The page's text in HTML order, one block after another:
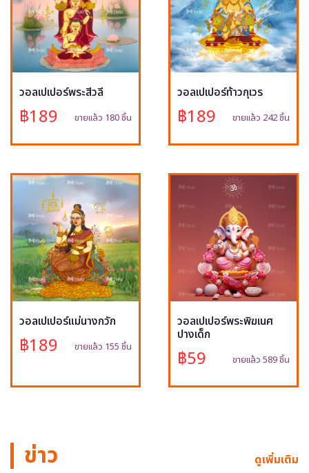
วอลเปเปอร์พระสีวลี
฿189 ขายแล้ว 180 ชิ้น
วอลเปเปอร์ท้าวกุเวร
฿189 ขายแล้ว 242 ชิ้น
วอลเปเปอร์แม่นางกวัก
฿189 ขายแล้ว 155 ชิ้น
วอลเปเปอร์พระพิฆเนศ
ปางเด็ก
฿59 ขายแล้ว 589 ชิ้น
ข่าว ดูเพิ่มเติม